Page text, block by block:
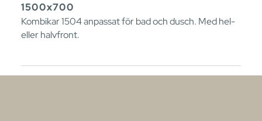
1500x700
Kombikar 1504 anpassat för bad och dusch. Med hel-
eller halvfront.